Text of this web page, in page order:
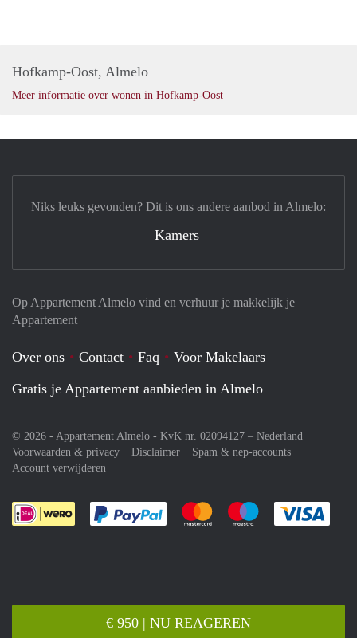
€ 950 | NU REAGEREN
Hofkamp-Oost, Almelo
Meer informatie over wonen in Hofkamp-Oost
Op Appartement Almelo vind en verhuur je makkelijk je
Appartement
Over ons Contact Faq
Voor Makelaars
Gratis je Appartement aanbieden in Almelo
© 2026 - Appartement Almelo - KvK nr. 02094127 – Nederland
Voorwaarden & privacy
Disclaimer
Spam & nep-accounts
Account verwijderen
Je rekent gemakkelijk af met Paypal
Je rekent gemakkelijk af met
Je rekent
Niks leuks gevonden? Dit is ons andere aanbod in Almelo:
Kamers